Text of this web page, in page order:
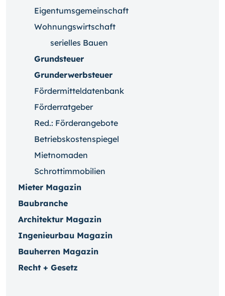
Eigentumsgemeinschaft
Wohnungswirtschaft
serielles Bauen
Grundsteuer
Grunderwerbsteuer
Fördermitteldatenbank
Förderratgeber
Red.: Förderangebote
Betriebskostenspiegel
Mietnomaden
Schrottimmobilien
Mieter Magazin
Baubranche
Architektur Magazin
Ingenieurbau Magazin
Bauherren Magazin
Recht + Gesetz